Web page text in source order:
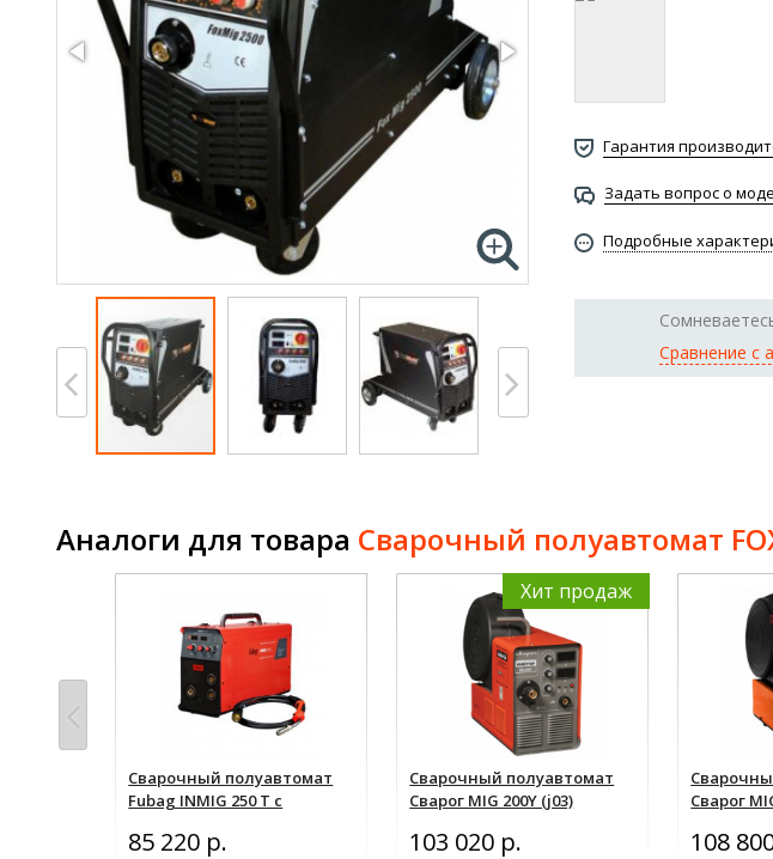
Гарантия
Задать вопрос о
Подробные
Сравнение с
Аналоги для товара Сварочный полуавтомат
Сварочный полуавтомат
Fubag INMIG 250 T с
85 220 р.
Хит продаж
Сварочный полуавтомат
Сварог MIG 200Y (j03)
103 020 р.
Сварог
108